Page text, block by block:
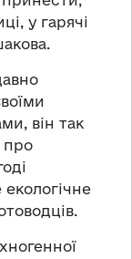
у гарячі
він так
про